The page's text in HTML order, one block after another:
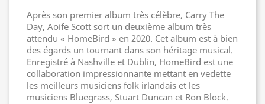
Après son premier album très célèbre, Carry The
Day, Aoife Scott sort un deuxième album très
attendu « HomeBird » en 2020. Cet album est à bien
des égards un tournant dans son héritage musical.
Enregistré à Nashville et Dublin, HomeBird est une
collaboration impressionnante mettant en vedette
les meilleurs musiciens folk irlandais et les
musiciens Bluegrass, Stuart Duncan et Ron Block.